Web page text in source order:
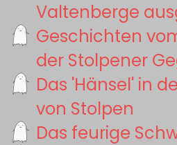
Valtenberge
Geschichten
der Stolpener
Das 'Hänsel' in
von Stolpen
Das feurige